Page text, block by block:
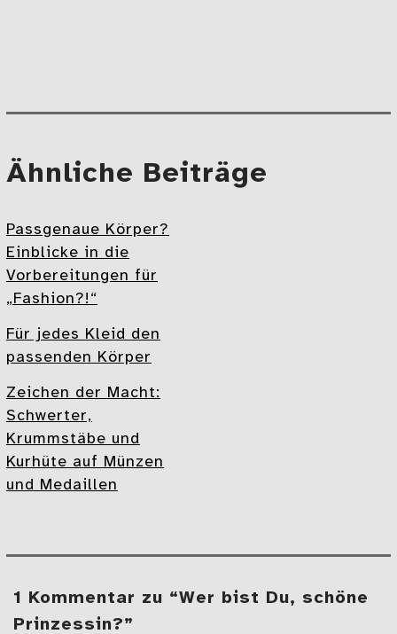
Mehr
Ähnliche Beiträge
Passgenaue Körper?
Einblicke in die
Vorbereitungen für
„Fashion?!“
Für jedes Kleid den
passenden Körper
Zeichen der Macht:
Schwerter,
Krummstäbe und
Kurhüte auf Münzen
und Medaillen
1 Kommentar zu “Wer bist Du, schöne
Prinzessin?”